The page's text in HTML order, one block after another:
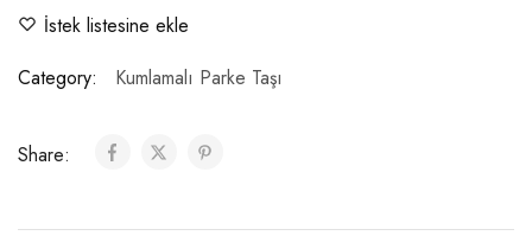
İstek listesine ekle
Category:
Kumlamalı Parke Taşı
Share: